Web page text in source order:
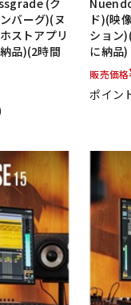
(ク
バーグ)(ヌ
ストアプリ
品)(2時間
ド)(映
ション
に納品)
販売価格
ポイン